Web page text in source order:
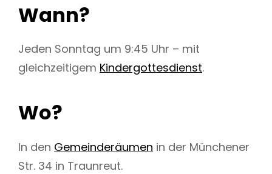
Wann?
Jeden Sonntag um 9:45 Uhr – mit
gleichzeitigem Kindergottesdienst.
Wo?
In den Gemeinderäumen in der Münchener
Str. 34 in Traunreut.